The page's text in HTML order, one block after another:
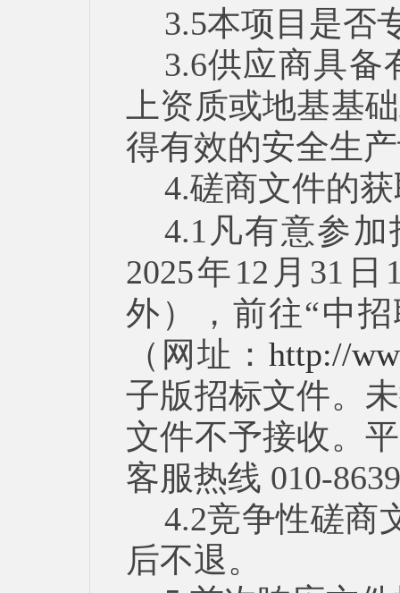
3.5本项目是否
3.6供应商具
上资质或地基基
得有效的安全生
4.磋商文件的
4.1凡有意参加
2025年12月31
外），前往“中
（网址： http://
子版招标文件。
文件不予接收。
客服热线 010-
4.2竞争性磋商
后不退。